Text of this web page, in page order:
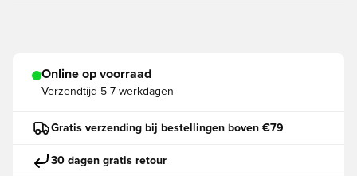
Online op voorraad
Verzendtijd 5-7 werkdagen
Gratis verzending bij bestellingen boven €79
30 dagen gratis retour